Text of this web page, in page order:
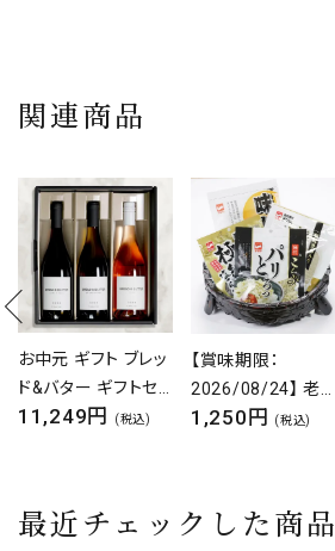
関連商品
お中元 ギフト ブレッ
ド&バター ギフトセッ
ト ワイン 白 白ワイン
ルドネ ピノ・ノワール
11,249円 (税込)
【賞味期限：
2026/08/24】 老舗
の昆布4種詰め合せ
1,250円 (税込)
最近チェックした商品